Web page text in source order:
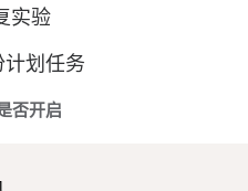
实验
划任务
否开启